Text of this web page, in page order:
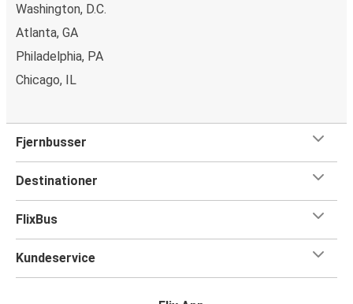
Washington, D.C.
Atlanta, GA
Philadelphia, PA
Chicago, IL
Fjernbusser
Destinationer
FlixBus
Kundeservice